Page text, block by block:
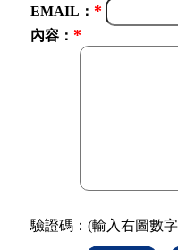
EMAIL： *
內容： *
驗證碼：(輸入右圖數